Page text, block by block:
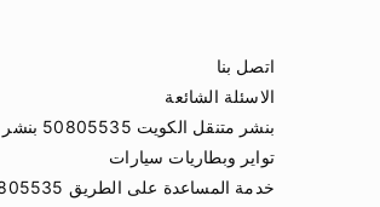
اتصل بنا
الاسئلة الشائعة
بنشر متنقل
تواير وبطاريات سيارات
خدمة المساعدة على